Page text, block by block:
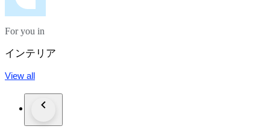
For you in
インテリア
View all